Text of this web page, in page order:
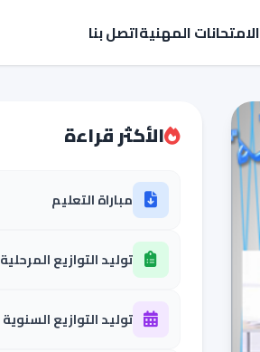
الامتحانات المهنيةاتصل بنا
الأكثر قراءة
مباراة التعليم
توليد التوازيع المرحلية
توليد التوازيع السنوية